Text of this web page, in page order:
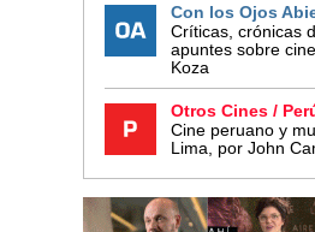
Con los Ojos
Críticas, crónicas
apuntes sobre
Koza
Otros Cines /
Cine peruano y
Lima, por John